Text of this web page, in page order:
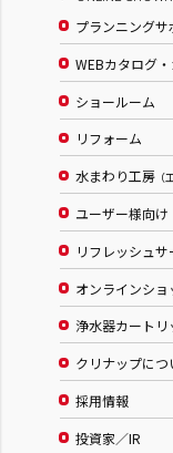
プランニングサ
WEBカタログ
ショールーム
リフォーム
水まわり工房
ユーザー様向け
リフレッシュサ
オンラインショ
浄水器カートリ
クリナップにつ
採用情報
投資家／IR